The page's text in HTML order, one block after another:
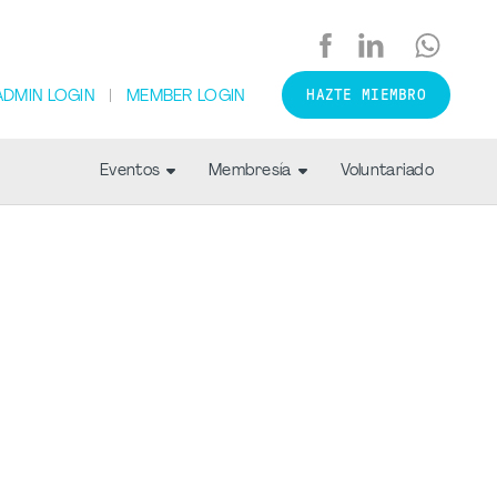
LOGIN MEMBER LOGIN HAZTE MIEMBRO
Eventos Membresía Voluntariado